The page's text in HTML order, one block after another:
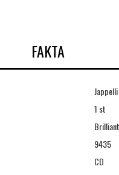
FAKTA
Jappelli
1 st
9435
CD